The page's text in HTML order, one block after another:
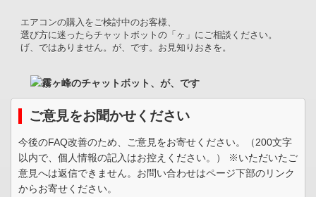
エアコンの購入をご検討中のお客様、
選び方に迷ったらチャットボットの「ヶ」にご相談ください。
げ、ではありません。が、です。お見知りおきを。
ご意見をお聞かせください
今後のFAQ改善のため、ご意見をお寄せください。（200文字
以内で、個人情報の記入はお控えください。） ※いただいたご
意見へは返信できません。お問い合わせはページ下部のリンク
からお寄せください。